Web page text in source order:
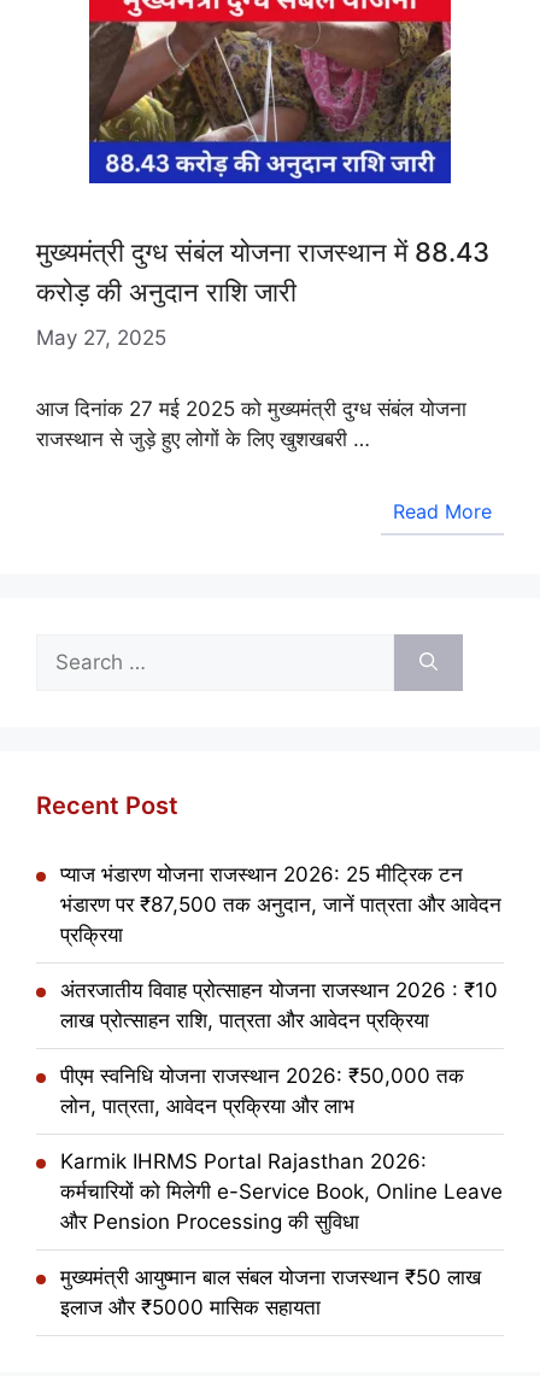
मुख्यमंत्री दुग्ध संबंल योजना राजस्थान में 88.43
करोड़ की अनुदान राशि जारी
May 27, 2025
आज दिनांक 27 मई 2025 को मुख्यमंत्री दुग्ध संबंल योजना
राजस्थान से जुड़े हुए लोगों के लिए खुशखबरी …
Read More
Search
for:
Recent Post
प्याज भंडारण योजना राजस्थान 2026: 25 मीट्रिक टन
भंडारण पर ₹87,500 तक अनुदान, जानें पात्रता और आवेदन
प्रक्रिया
अंतरजातीय विवाह प्रोत्साहन योजना राजस्थान 2026 : ₹10
लाख प्रोत्साहन राशि, पात्रता और आवेदन प्रक्रिया
पीएम स्वनिधि योजना राजस्थान 2026: ₹50,000 तक
लोन, पात्रता, आवेदन प्रक्रिया और लाभ
Karmik IHRMS Portal Rajasthan 2026:
कर्मचारियों को मिलेगी e-Service Book, Online Leave
और Pension Processing की सुविधा
मुख्यमंत्री आयुष्मान बाल संबल योजना राजस्थान ₹50 लाख
इलाज और ₹5000 मासिक सहायता